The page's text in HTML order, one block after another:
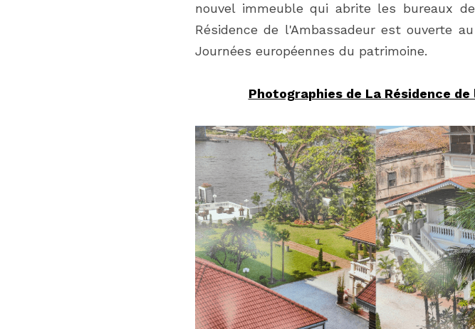
nouvel immeuble qui abrite les bureaux
Résidence de l'Ambassadeur est ouverte
Journées européennes du patrimoine.
Photographies de La Résidence